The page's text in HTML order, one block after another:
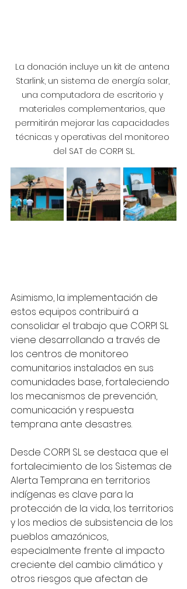
La donación incluye un kit de antena
Starlink, un sistema de energía solar,
una computadora de escritorio y
materiales complementarios, que
permitirán mejorar las capacidades
técnicas y operativas del monitoreo
del SAT de CORPI SL.
Asimismo, la implementación de
estos equipos contribuirá a
consolidar el trabajo que CORPI SL
viene desarrollando a través de
los centros de monitoreo
comunitarios instalados en sus
comunidades base, fortaleciendo
los mecanismos de prevención,
comunicación y respuesta
temprana ante desastres.
Desde CORPI SL se destaca que el
fortalecimiento de los Sistemas de
Alerta Temprana en territorios
indígenas es clave para la
protección de la vida, los territorios
y los medios de subsistencia de los
pueblos amazónicos,
especialmente frente al impacto
creciente del cambio climático y
otros riesgos que afectan de